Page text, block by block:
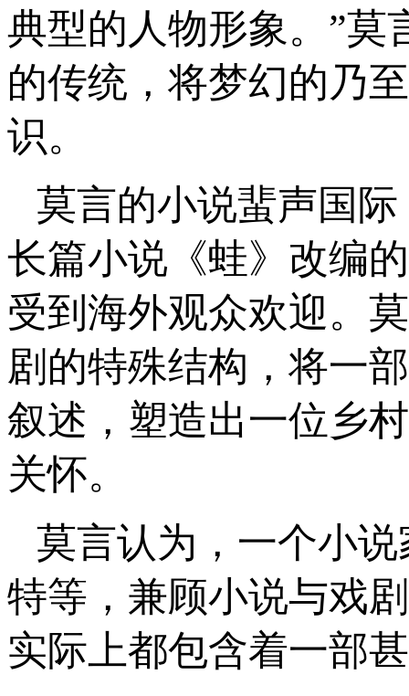
典型的人物形象。”莫
的传统，将梦幻的乃
识。
莫言的小说蜚声国
长篇小说《蛙》改编
受到海外观众欢迎。
剧的特殊结构，将一
叙述，塑造出一位乡
关怀。
莫言认为，一个小
特等，兼顾小说与戏
实际上都包含着一部